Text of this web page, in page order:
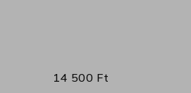
14 500 Ft